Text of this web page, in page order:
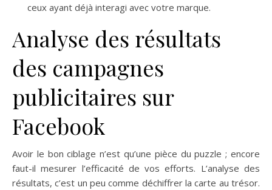
ceux ayant déjà interagi avec votre marque.
Analyse des résultats
des campagnes
publicitaires sur
Facebook
Avoir le bon ciblage n’est qu’une pièce du puzzle ; encore
faut-il mesurer l’efficacité de vos efforts. L’analyse des
résultats, c’est un peu comme déchiffrer la carte au trésor.